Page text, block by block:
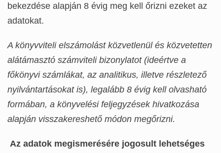
bekezdése alapján 8 évig meg kell őrizni ezeket az
adatokat.
A könyvviteli elszámolást közvetlenül és közvetetten
alátámasztó számviteli bizonylatot (ideértve a
főkönyvi számlákat, az analitikus, illetve részletező
nyilvántartásokat is), legalább 8 évig kell olvasható
formában, a könyvelési feljegyzések hivatkozása
alapján visszakereshető módon megőrizni.
Az adatok megismerésére jogosult lehetséges